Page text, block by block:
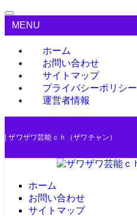
MENU
ホーム
お問い合わせ
サイトマップ
プライバシーポリシー
運営者情報
| ザワザワ芸能ｃｈ（ザワチャン）
ホーム
お問い合わせ
サイトマップ